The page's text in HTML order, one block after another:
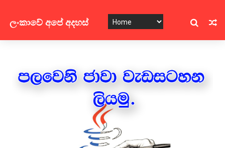
ලංකාවේ අපේ අදහස්